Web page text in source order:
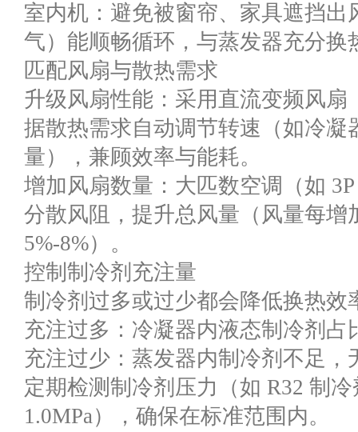
室内机：避免被窗帘、家具遮挡
气）能顺畅循环，与蒸发器充分换
匹配风扇与散热需求
升级风扇性能：采用直流变频风
据散热需求自动调节转速（如冷
量），兼顾效率与能耗。
增加风扇数量：大匹数空调（如
分散风阻，提升总风量（风量每增
5%-8%）。
控制制冷剂充注量
制冷剂过多或过少都会降低换热效
充注过多：冷凝器内液态制冷剂
充注过少：蒸发器内制冷剂不足，
定期检测制冷剂压力（如 R32 制
1.0MPa），确保在标准范围内。